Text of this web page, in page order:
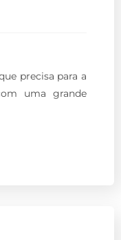
precisa para a
uma grande